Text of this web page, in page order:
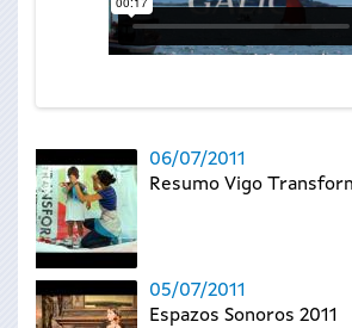
06/07/2011
Resumo Vigo
05/07/2011
Espazos Sonoros 2011